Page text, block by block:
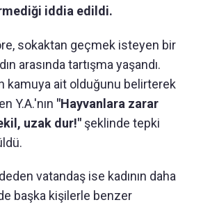
iddia edildi.
sokaktan geçmek isteyen bir
arasında tartışma yaşandı.
kamuya ait olduğunu belirterek
Y.A.'nın "Hayvanlara zarar
uzak dur!" şeklinde tepki
vatandaş ise kadının daha
başka kişilerle benzer